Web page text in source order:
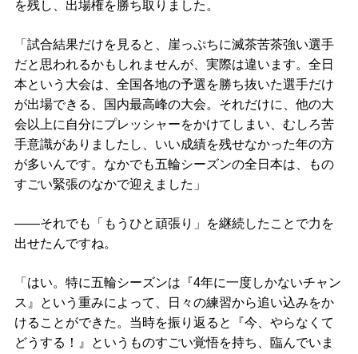
を残し、出場権を勝ち取りました。
「試合結果だけを見ると、崖っぷちに滅茶苦茶強い選手
だと思われるかもしれませんが、実際は違います。全日
本という大会は、全国各地の予選を勝ち抜いた選手だけ
が出場できる、国内最高峰の大会。それだけに、他の大
会以上に自分にプレッシャーをかけてしまい、むしろ苦
手意識がありましたし、いい成績を残せなかった年の方
が多いんです。なかでも五輪シーズンの全日本は、もの
すごい緊張のなかで迎えました」
――それでも「もうひと頑張り」を継続したことで力を
出せたんですね。
「はい。特に五輪シーズンは『4年に一度しかないチャン
ス』という重みによって、日々の練習から追い込みをか
けることができた。当時を振り返ると『今、やらなくて
どうする！』というものすごい覚悟を持ち、臨んでいま